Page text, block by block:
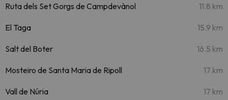
Ruta dels Set Gorgs de Campdevànol 11.8 km
El Taga 15.9 km
Salt del Boter 16.5 km
Mosteiro de Santa Maria de Ripoll 17 km
Vall de Núria 17 km